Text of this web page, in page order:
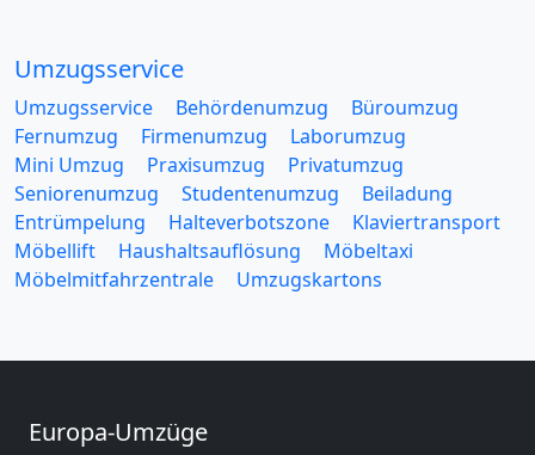
Umzugsservice
Umzugsservice Behördenumzug
Büroumzug
Fernumzug
Firmenumzug
Laborumzug
Mini Umzug
Praxisumzug
Privatumzug
Seniorenumzug
Studentenumzug
Beiladung
Entrümpelung
Halteverbotszone
Klaviertransport
Möbellift
Haushaltsauflösung
Möbeltaxi
Möbelmitfahrzentrale
Umzugskartons
Europa-Umzüge